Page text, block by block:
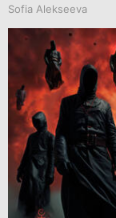
Sofia Alekseeva